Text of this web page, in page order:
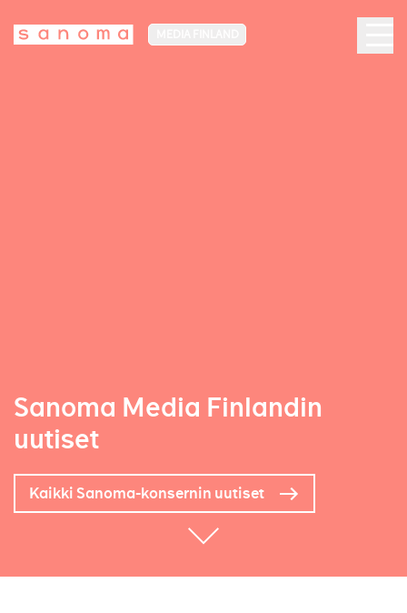
Sanoma Media Finlandin
uutiset
Kaikki Sanoma-konsernin uutiset